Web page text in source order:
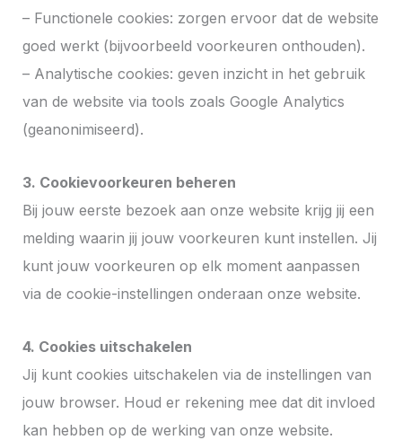
– Functionele cookies: zorgen ervoor dat de website
goed werkt (bijvoorbeeld voorkeuren onthouden).
– Analytische cookies: geven inzicht in het gebruik
van de website via tools zoals Google Analytics
(geanonimiseerd).
3. Cookievoorkeuren beheren
Bij jouw eerste bezoek aan onze website krijg jij een
melding waarin jij jouw voorkeuren kunt instellen. Jij
kunt jouw voorkeuren op elk moment aanpassen
via de cookie-instellingen onderaan onze website.
4. Cookies uitschakelen
Jij kunt cookies uitschakelen via de instellingen van
jouw browser. Houd er rekening mee dat dit invloed
kan hebben op de werking van onze website.